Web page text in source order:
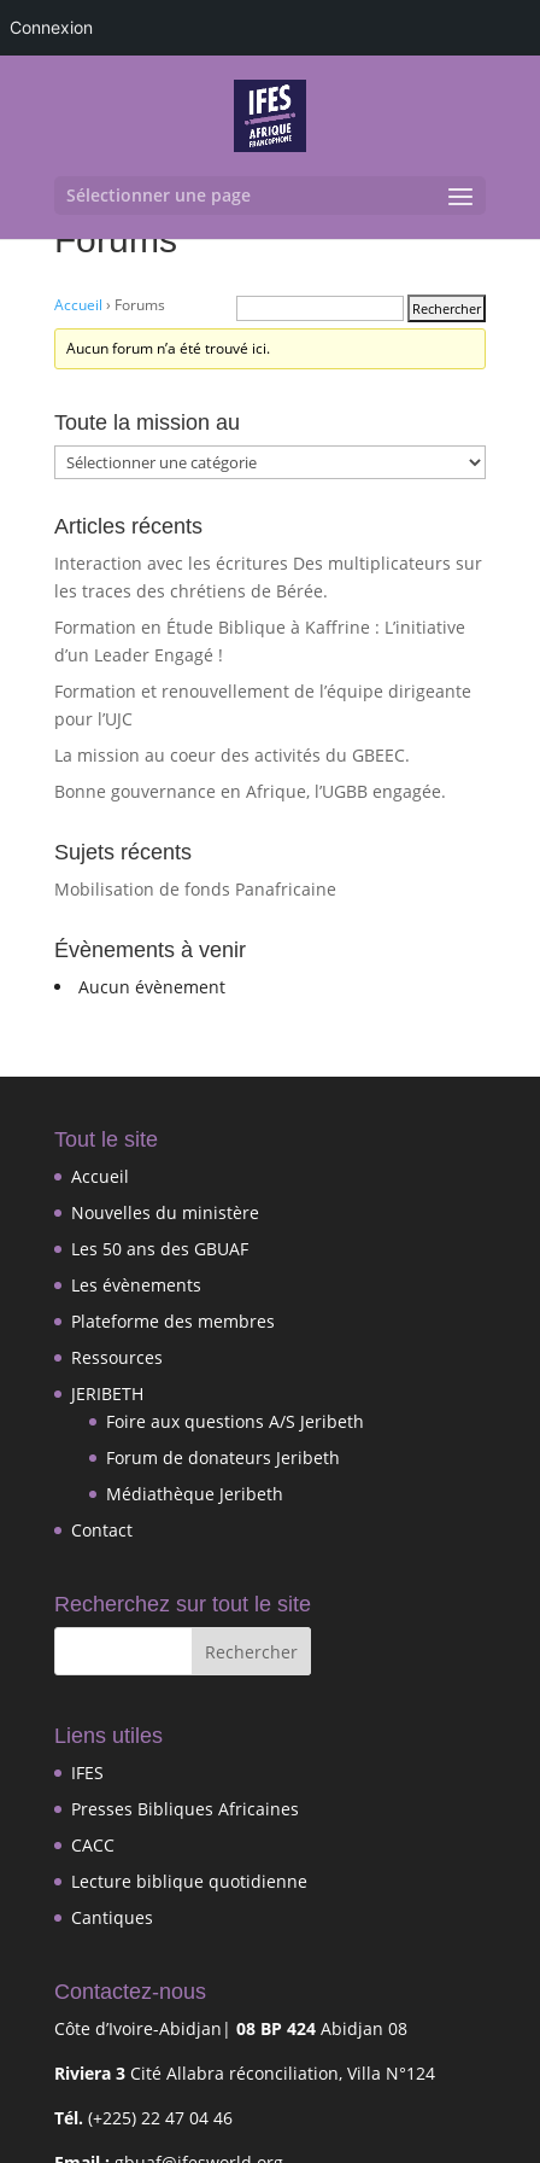
Connexion
Sélectionner une page
Forums
Accueil › Forums
Aucun forum n’a été trouvé ici.
Toute la mission au
Toute
la
mission
au
Articles récents
Interaction avec les écritures Des multiplicateurs sur
les traces des chrétiens de Bérée.
Formation en Étude Biblique à Kaffrine : L’initiative
d’un Leader Engagé !
Formation et renouvellement de l’équipe dirigeante
pour l’UJC
La mission au coeur des activités du GBEEC.
Bonne gouvernance en Afrique, l’UGBB engagée.
Sujets récents
Mobilisation de fonds Panafricaine
Évènements à venir
Aucun évènement
Tout le site
Accueil
Nouvelles du ministère
Les 50 ans des GBUAF
Les évènements
Plateforme des membres
Ressources
JERIBETH
Foire aux questions A/S Jeribeth
Forum de donateurs Jeribeth
Médiathèque Jeribeth
Contact
Recherchez sur tout le site
Liens utiles
IFES
Presses Bibliques Africaines
CACC
Lecture biblique quotidienne
Cantiques
Contactez-nous
Côte d’Ivoire-Abidjan| 08 BP 424Abidjan 08
Riviera 3Cité Allabra réconciliation, Villa N°124
Tél. (+225) 22 47 04 46